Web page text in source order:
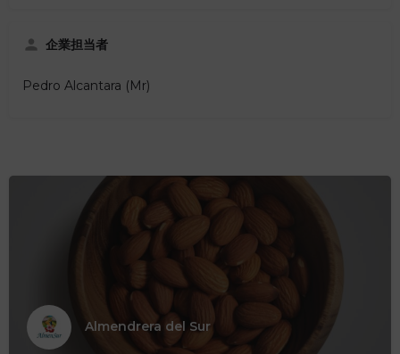
企業担当者
Pedro Alcantara (Mr)
Almendrera del Sur